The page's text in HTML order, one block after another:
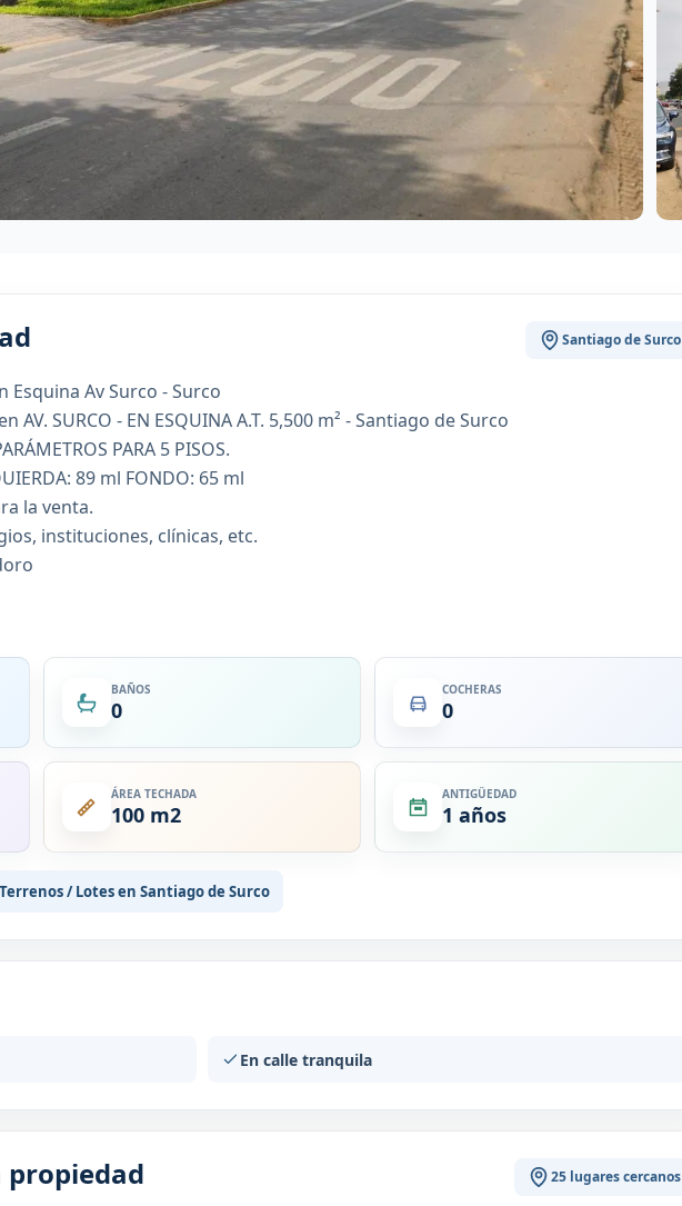
Santiago de Surco
Esquina Av Surco - Surco
SURCO - EN ESQUINA A.T. 5,500 m² - Santiago de Surco
PARA 5 PISOS.
89 ml FONDO: 65 ml
la venta.
instituciones, clínicas, etc.
BAÑOS
0
COCHERAS
0
ÁREA TECHADA
100 m2
ANTIGÜEDAD
1 años
Terrenos / Lotes en Santiago de Surco
En calle tranquila
propiedad 25 lugares cercanos